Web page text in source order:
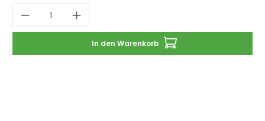
Produkt Anzahl: Gib den
In den Warenkorb